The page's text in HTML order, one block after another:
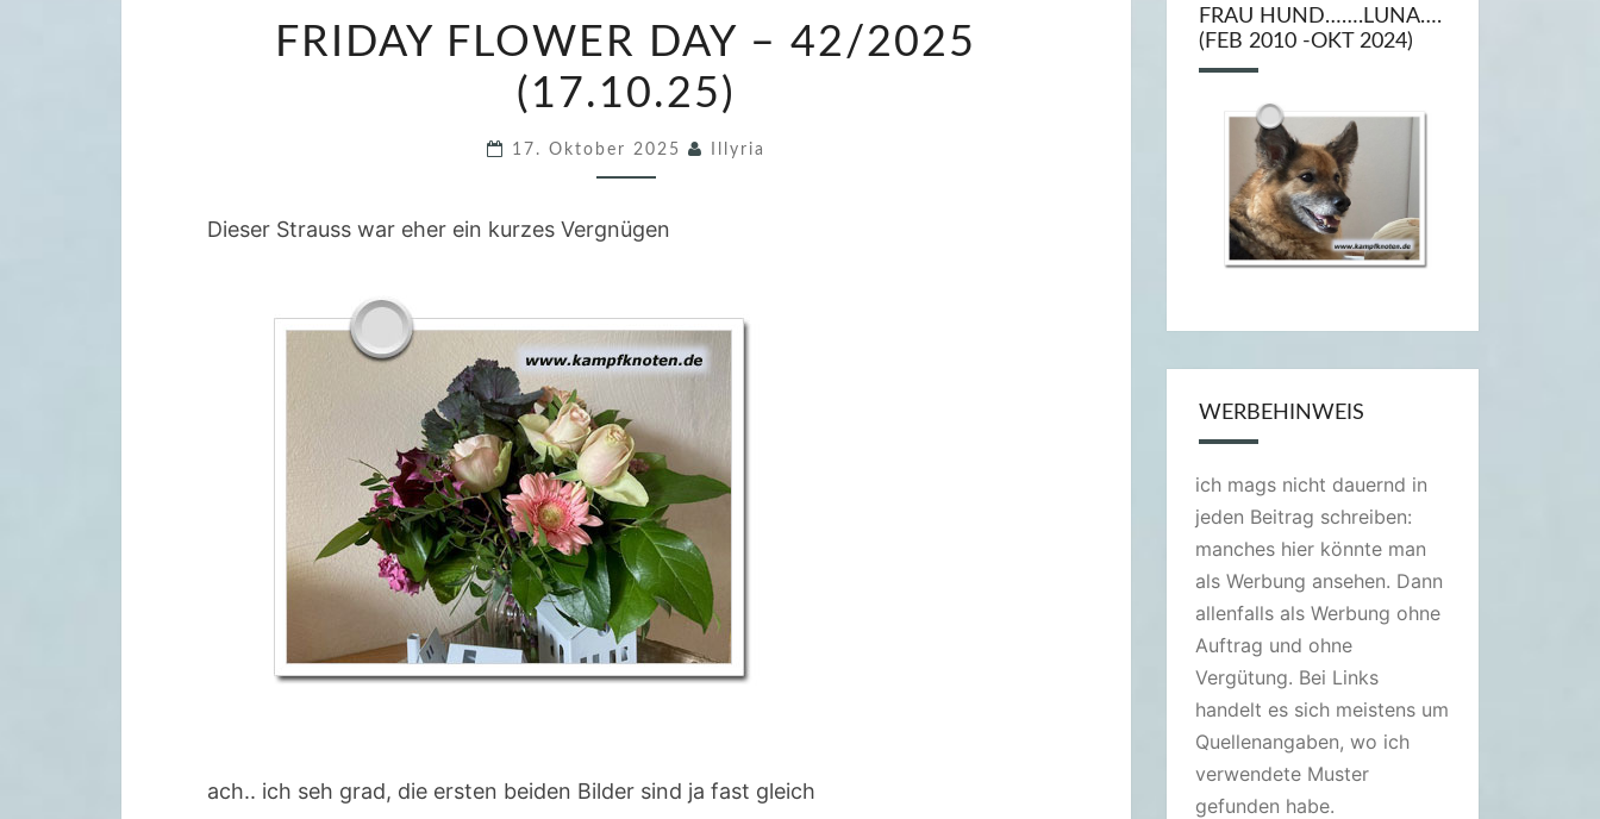
R
I
A
F
W
E
D
A
Y
–
4
2
/
2
5
FRIDAY FLOWER DAY – 42/2025
(17.10.25)
17. Oktober 2025 Illyria
Dieser Strauss war eher ein kurzes Vergnügen
ach.. ich seh grad, die ersten beiden Bilder sind ja fast gleich
FRAU HUND…….LUNA….
(FEB 2010 -OKT 2024)
WERBEHINWEIS
ich mags nicht dauernd in
jeden Beitrag schreiben:
manches hier könnte man
als Werbung ansehen. Dann
allenfalls als Werbung ohne
Auftrag und ohne
Vergütung. Bei Links
handelt es sich meistens um
Quellenangaben, wo ich
verwendete Muster
gefunden habe.